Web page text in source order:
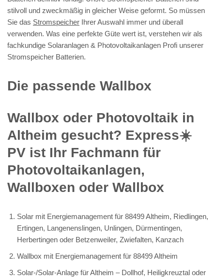
stilvoll und zweckmäßig in gleicher Weise geformt. So müssen
Sie das Stromspeicher Ihrer Auswahl immer und überall
verwenden. Was eine perfekte Güte wert ist, verstehen wir als
fachkundige Solaranlagen & Photovoltaikanlagen Profi unserer
Stromspeicher Batterien.
Die passende Wallbox
Wallbox oder Photovoltaik in
Altheim gesucht? Express☀️
PV️ ist Ihr Fachmann für
Photovoltaikanlagen,
Wallboxen oder Wallbox
Solar mit Energiemanagement für 88499 Altheim, Riedlingen,
Ertingen, Langenenslingen, Unlingen, Dürmentingen,
Herbertingen oder Betzenweiler, Zwiefalten, Kanzach
Wallbox mit Energiemanagement für 88499 Altheim
Solar-/Solar-Anlage für Altheim – Dollhof, Heiligkreuztal oder